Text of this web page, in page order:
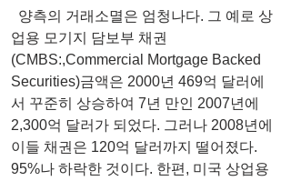
업용 모기지 담보부 채권
(CMBS:,Commercial Mortgage Backed
Securities)금액은 2000년 469억 달러에
서 꾸준히 상승하여 7년 만인 2007년에
2,300억 달러가 되었다. 그러나 2008년에
이들 채권은 120억 달러까지 떨어졌다.
95%나 하락한 것이다. 한편, 미국 상업용